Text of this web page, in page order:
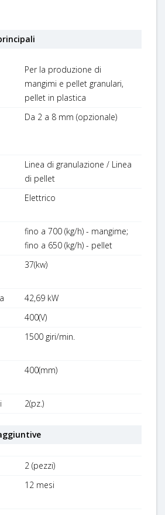
Per la produzione di
mangimi e pellet granulari,
pellet in plastica
Da 2 a 8 mm (opzionale)
Linea di granulazione / Linea
di pellet
Elettrico
fino a 700 (kg/h) - mangime;
fino a 650 (kg/h) - pellet
37(kw)
42,69 kW
400(V)
1500 giri/min.
400(mm)
2(pz.)
2 (pezzi)
12 mesi